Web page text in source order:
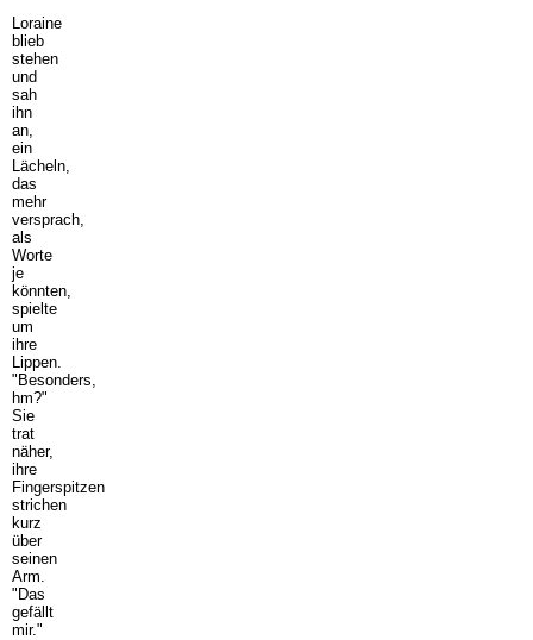
Loraine
blieb
stehen
und
sah
ihn
an,
ein
Lächeln,
das
mehr
versprach,
als
Worte
je
könnten,
spielte
um
ihre
Lippen.
"Besonders,
hm?"
Sie
trat
näher,
ihre
Fingerspitzen
strichen
kurz
über
seinen
Arm.
"Das
gefällt
mir."